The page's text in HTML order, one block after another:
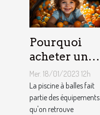
Pourquoi
acheter une
piscine à
balles à son
bébé ?
Mer. 18/01/2023 12h
La piscine à balles fait
partie des équipements
qu'on retrouve